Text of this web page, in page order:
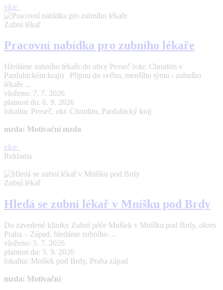
více
Zubní lékař
Pracovní nabídka pro zubního lékaře
Hledáme zubního lékaře do obce Proseč (okr. Chrudim v
Pardubickém kraji) Přijmu do svého, menšího týmu - zubního
lékaře ...
vloženo: 7. 7. 2026
platnost do: 6. 9. 2026
lokalita: Proseč, okr. Chrudim, Pardubický kraj
mzda: Motivační mzda
více
Reklama
Zubní lékař
Hledá se zubní lékař v Mníšku pod Brdy
Do zavedené kliniky Zubní péče Mníšek v Mníšku pod Brdy, okres
Praha – Západ, hledáme zubního ...
vloženo: 5. 7. 2026
platnost do: 5. 9. 2026
lokalita: Mníšek pod Brdy, Praha západ
mzda: Motivační